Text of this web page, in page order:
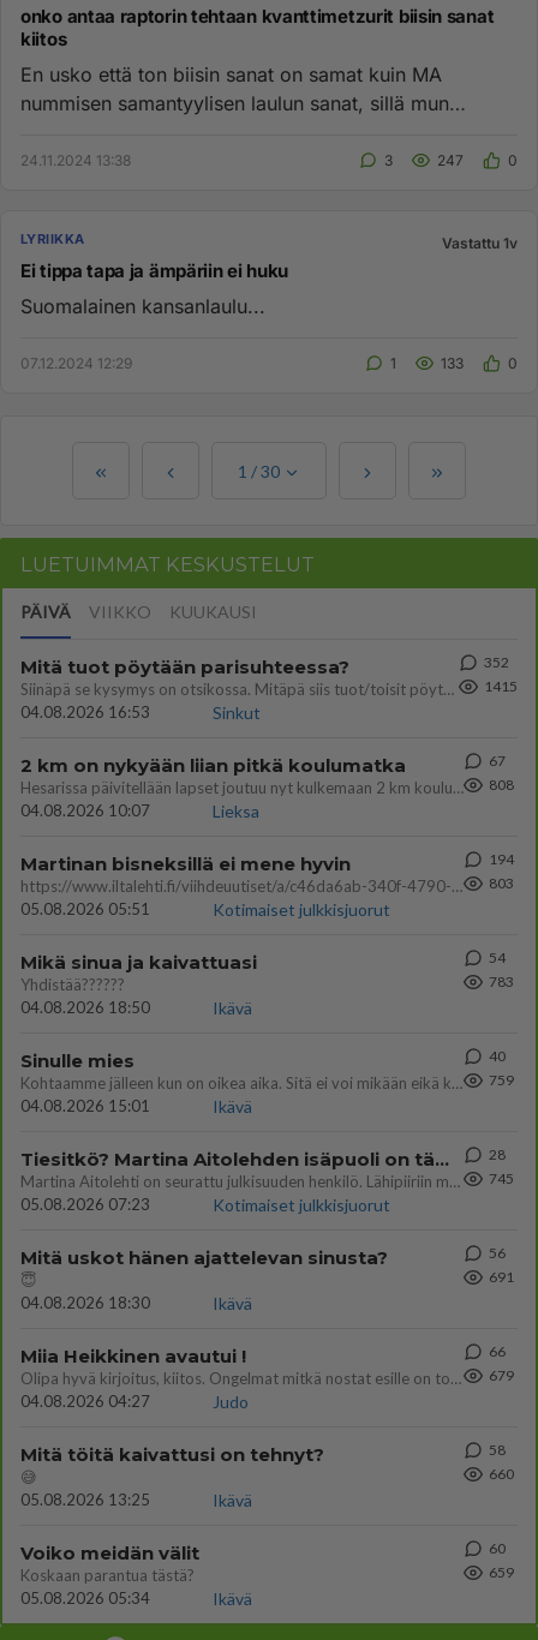
onko antaa raptorin tehtaan kvanttimetzurit biisin sanat
kiitos
En usko että ton biisin sanat on samat kuin MA
nummisen samantyylisen laulun sanat, sillä mun
24.11.2024 13:38 3 247 0
LYRIIKKA Vastattu 1v
Ei tippa tapa ja ämpäriin ei huku
Suomalainen kansanlaulu...
07.12.2024 12:29 1 133 0
1 /30
LUETUIMMAT KESKUSTELUT
PÄIVÄ VIIKKO KUUKAUSI
Mitä tuot pöytään parisuhteessa?
Siinäpä se kysymys on otsikossa. Mitäpä siis tuot/toisit pöytään parisuhteessa? Oletko mies vai nainen? Koetko sen mitä
04.08.2026 16:53
Sinkut
352
1415
2 km on nykyään liian pitkä koulumatka
Hesarissa päivitellään lapset joutuu nyt kulkemaan 2 km kouluun jösses. Ruostefillarilla tuo matka menee vaikka miten äk
04.08.2026 10:07
Lieksa
67
808
Martinan bisneksillä ei mene hyvin
https://www.iltalehti.fi/viihdeuutiset/a/c46da6ab-340f-4790-aaa7-0865eed2336 Yrityksen konkurssihakemus on tullut kärä
05.08.2026 05:51
Kotimaiset julkkisjuorut
194
803
Mikä sinua ja kaivattuasi
Yhdistää??????
04.08.2026 18:50
Ikävä
54
783
Sinulle mies
Kohtaamme jälleen kun on oikea aika. Sitä ei voi mikään eikä kukaan estää <3 <3
04.08.2026 15:01
Ikävä
40
759
Tiesitkö? Martina Aitolehden isäpuoli on tämä suosittu laulaja
Martina Aitolehti on seurattu julkisuuden henkilö. Lähipiiriin mahtuu muitakin tunnettuja henkilöitä. Tiesitkö, että Ma
05.08.2026 07:23
Kotimaiset julkkisjuorut
28
745
Mitä uskot hänen ajattelevan sinusta?
😇
04.08.2026 18:30
Ikävä
56
691
Miia Heikkinen avautui !
Olipa hyvä kirjoitus, kiitos. Ongelmat mitkä nostat esille on todellisia ja tämä ylimielisyys totta ja se näkyy kaikessa
04.08.2026 04:27
Judo
66
679
Mitä töitä kaivattusi on tehnyt?
😅
05.08.2026 13:25
Ikävä
58
660
Voiko meidän välit
Koskaan parantua tästä?
05.08.2026 05:34
Ikävä
60
659